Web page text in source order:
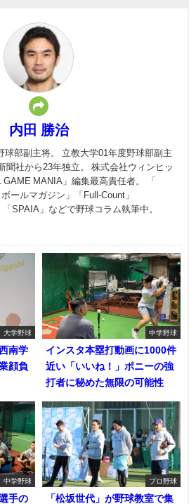
内田 勝治
球部副主将。 立教大学01年度野球部副主
聞社から23年独立。 株式会社ウィンヒッ
GAME MANIA」編集最高責任者。 「
ールマガジン」「Full-Count」
「SPAIA」などで野球コラム執筆中。
大学野球
南学
顔負
中学野球
インスタ本塁打動画に1000件
近い「いいね！」ポニーの強
打者に秘めた無限の可能性
中学野球
手の
プロ野球
「松坂世代」が野球教室で集